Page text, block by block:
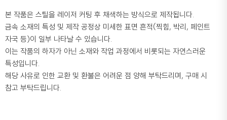
본 작품은 스틸을 레이저 커팅 후 채색하는 방식으로 제작됩니다.
금속 소재의 특성 및 제작 공정상 미세한 표면 흔적(찍힘, 박리, 페인트
자국 등)이 일부 나타날 수 있습니다.
이는 작품의 하자가 아닌 소재와 작업 과정에서 비롯되는 자연스러운
특성입니다.
해당 사유로 인한 교환 및 환불은 어려운 점 양해 부탁드리며, 구매 시
참고 부탁드립니다.